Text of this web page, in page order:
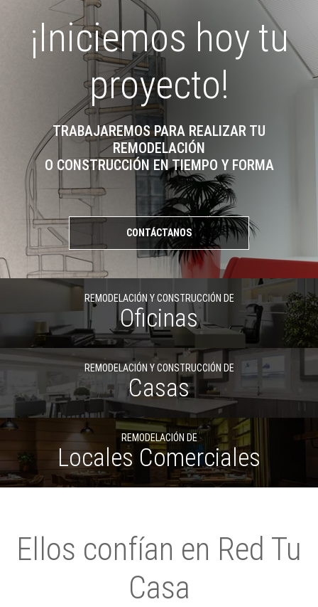
¡Iniciemos hoy tu
proyecto!
TRABAJAREMOS PARA REALIZAR TU
REMODELACIÓN
O CONSTRUCCIÓN EN TIEMPO Y FORMA
CONTÁCTANOS
REMODELACIÓN Y CONSTRUCCIÓN DE
Oficinas
REMODELACIÓN Y CONSTRUCCIÓN DE
Casas
REMODELACIÓN DE
Locales Comerciales
Ellos confían en Red Tu
Casa